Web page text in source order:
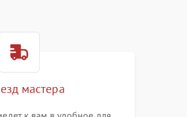
мастера